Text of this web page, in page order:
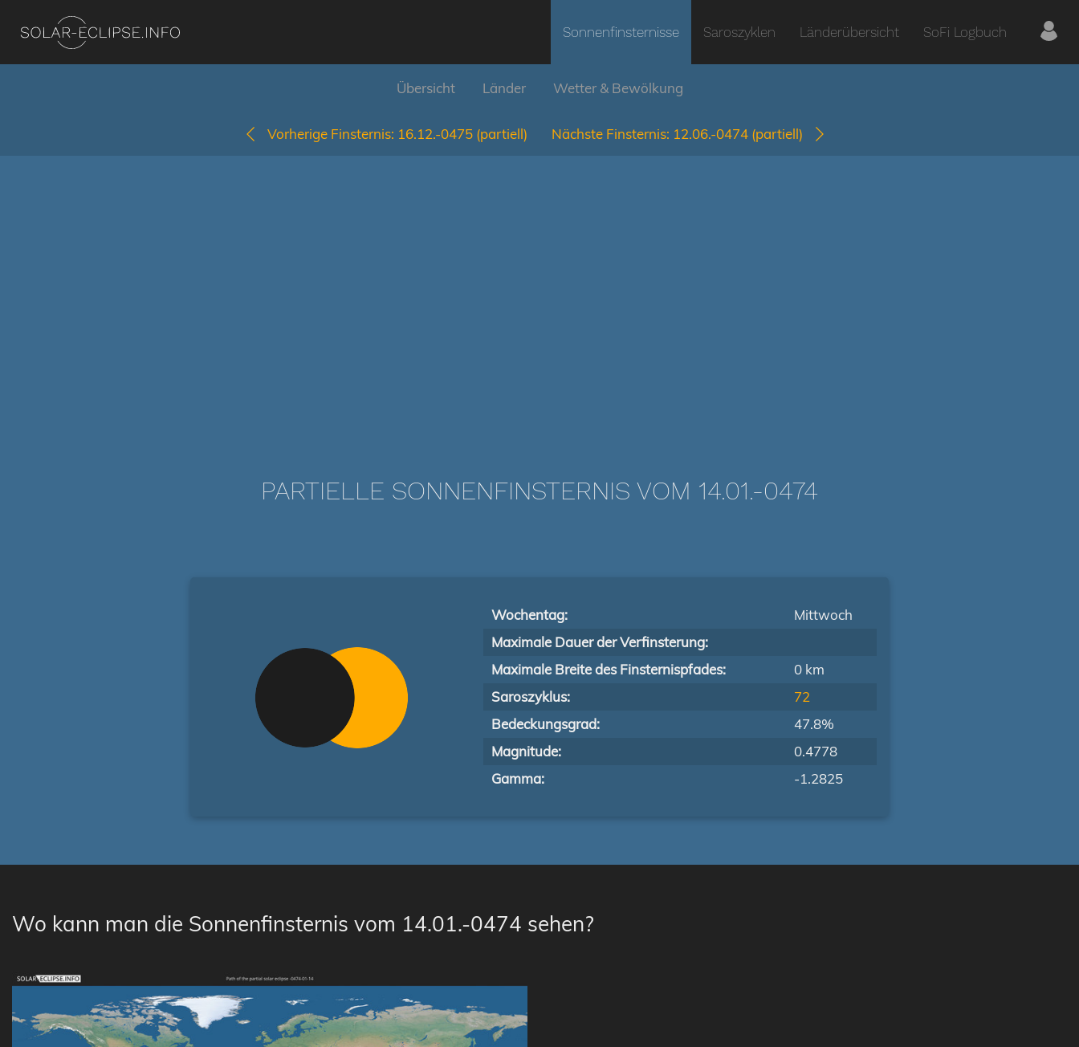
Sonnenfinsternisse Saroszyklen Länderübersicht SoFi Logbuch
Übersicht Länder Wetter & Bewölkung
Vorherige Finsternis: 16.12.-0475 (partiell) Nächste Finsternis: 12.06.-0474 (partiell)
PARTIELLE SONNENFINSTERNIS VOM 14.01.-0474
Wochentag:
Mittwoch
Maximale Dauer der Verfinsterung:
Maximale Breite des Finsternispfades:
0 km
Saroszyklus:
72
Bedeckungsgrad:
47.8%
Magnitude:
0.4778
Gamma:
-1.2825
Wo kann man die Sonnenfinsternis vom 14.01.-0474 sehen?